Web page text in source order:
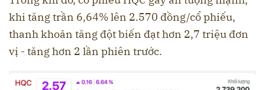
khi tăng trần 6,64% lên 2.570 đồng/cổ phiếu,
thanh khoản tăng đột biến đạt hơn 2,7 triệu đơn
vị - tăng hơn 2 lần phiên trước.